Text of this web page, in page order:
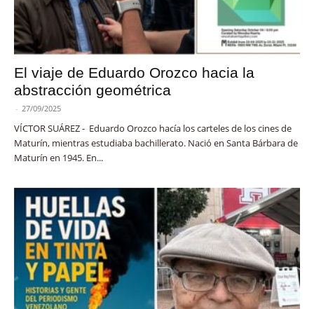
El viaje de Eduardo Orozco hacia la
abstracción geométrica
- 27/09/2025
VÍCTOR SUÁREZ - Eduardo Orozco hacía los carteles de los cines de
Maturín, mientras estudiaba bachillerato. Nació en Santa Bárbara de
Maturín en 1945. En...